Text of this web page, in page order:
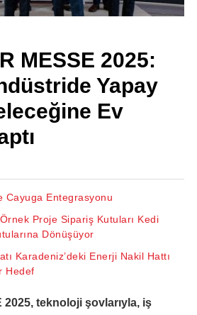
MESSE 2025:
Yapay
Ev
Cayuga Entegrasyonu
Proje Sipariş Kutuları Kedi
Dönüşüyor
Karadeniz’deki Enerji Nakil Hattı
Hedef
2025, teknoloji şovlarıyla, iş